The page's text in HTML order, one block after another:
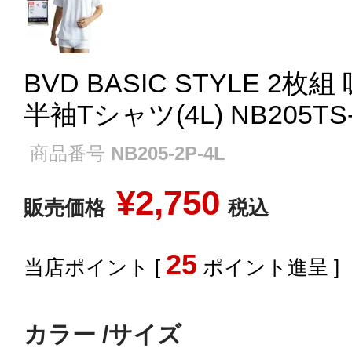
BVD BASIC STYLE 2枚組
半袖Tシャツ(4L)
商品番号 NB205-2P-4L
販売価格 ¥2,750 税込
[ 25 ポイント進呈 ]
カラー サイズ